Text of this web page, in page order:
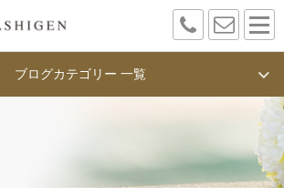
ブログカテゴリー 一覧